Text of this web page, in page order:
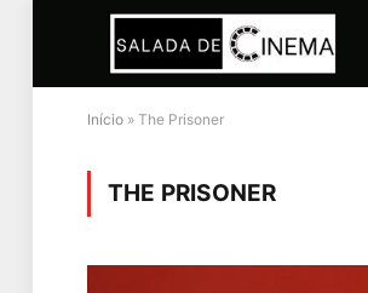
Início » The Prisoner
THE PRISONER